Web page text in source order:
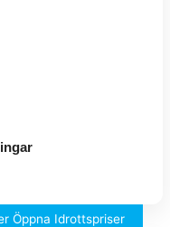
Öppna Idrottspriser